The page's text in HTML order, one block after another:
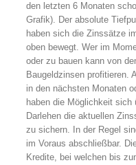
den letzten 6 Monaten
Grafik). Der absolute
haben sich die Zinssätze
oben bewegt. Wer im
oder zu bauen kann von
Baugeldzinsen profitieren.
in den nächsten Monaten
haben die Möglichkeit sich
Darlehen die aktuellen
zu sichern. In der Regel
im Voraus abschließbar.
Kredite, bei welchen bis